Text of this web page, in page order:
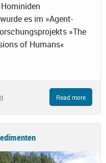
es im »Agent-
»The
of Humans«
Read more